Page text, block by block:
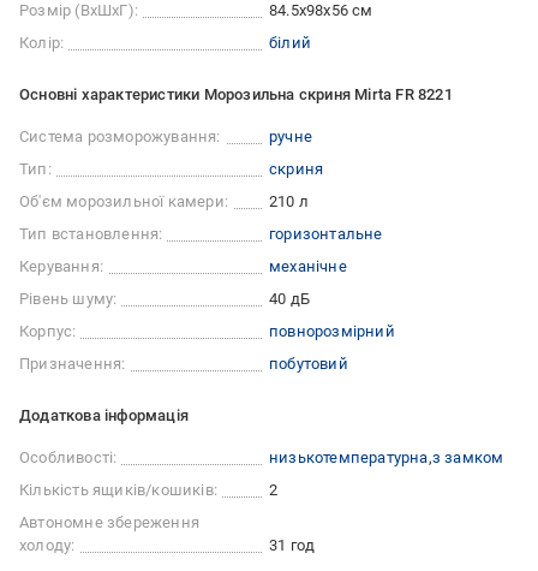
Розмір (ВхШхГ):
84.5x98x56 см
Колір:
білий
Основні характеристики Морозильна скриня Mirta FR 8221
Система розморожування:
ручне
Тип:
скриня
Об'єм морозильної камери:
210 л
Тип встановлення:
горизонтальне
Керування:
механічне
Рівень шуму:
40 дБ
Корпус:
повнорозмірний
Призначення:
побутовий
Додаткова інформація
Особливості: низькотемпературна з замком
Кількість ящиків/кошиків:
2
Автономне збереження
холоду:
31 год